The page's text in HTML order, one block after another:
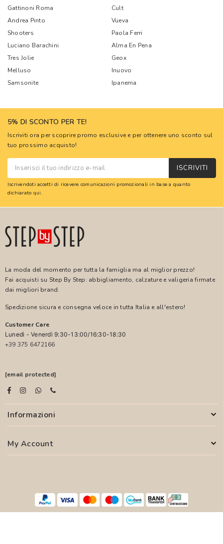
Gattinoni Roma
Cult
Andrea Pinto
Vueva
Shooters
Paola Ferri
Luciano Barachini
Alma En Pena
Tres Jolie
Geox
Melluso
Inuovo
Samsonite
Ipanema
5% DI SCONTO PER TE!
Iscriviti ora per scoprire promo esclusive e per ottenere uno sconto sul
tuo prossimo acquisto!
ISCRIVITI
Iscrivendoti accetti di ricevere comunicazioni promozionali in base a quanto
dichiarato qui.
La moda del momento per tutta la famiglia ma al miglior prezzo!
Fai acquisti su Step By Step: abbigliamento, calzature e valigeria firmate
dai migliori brand.
Spedizione sicura e consegna veloce in tutta Italia e all'estero!
Customer Care
Lunedì - Venerdì 9:30-13:00/16:30-18:30
+39 375 6472166
[email protected]
Informazioni
My Account